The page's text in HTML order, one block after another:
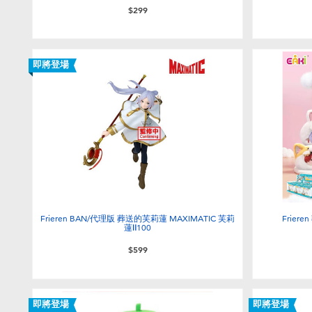
$299
即將登場
Frieren BAN/代理版 葬送的芙莉蓮 MAXIMATIC 芙莉
蓮Ⅱ100
$599
Frieren
即將登場 即將登場